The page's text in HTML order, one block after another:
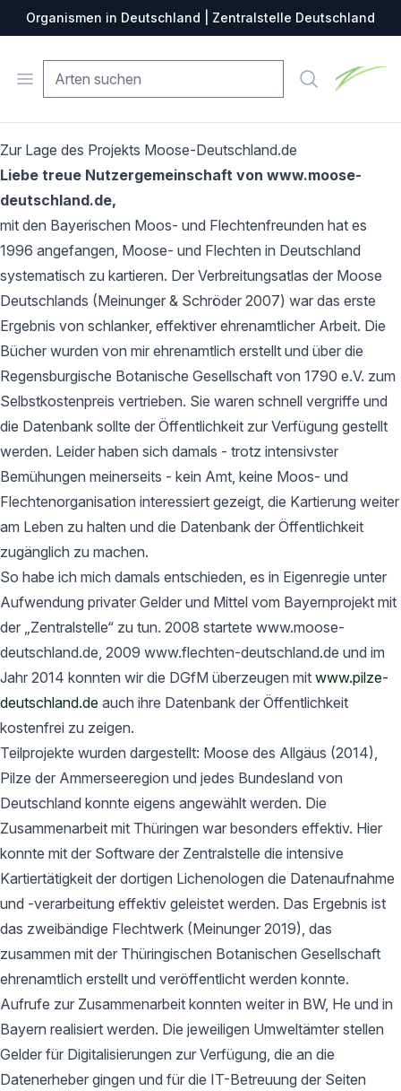
Organismen in Deutschland | Zentralstelle Deutschland
Open menu Suche
Zur Lage des Projekts Moose-Deutschland.de
Liebe treue Nutzergemeinschaft von www.moose-
deutschland.de,
mit den Bayerischen Moos- und Flechtenfreunden hat es
1996 angefangen, Moose- und Flechten in Deutschland
systematisch zu kartieren. Der Verbreitungsatlas der Moose
Deutschlands (Meinunger & Schröder 2007) war das erste
Ergebnis von schlanker, effektiver ehrenamtlicher Arbeit. Die
Bücher wurden von mir ehrenamtlich erstellt und über die
Regensburgische Botanische Gesellschaft von 1790 e.V. zum
Selbstkostenpreis vertrieben. Sie waren schnell vergriffe und
die Datenbank sollte der Öffentlichkeit zur Verfügung gestellt
werden. Leider haben sich damals - trotz intensivster
Bemühungen meinerseits - kein Amt, keine Moos- und
Flechtenorganisation interessiert gezeigt, die Kartierung weiter
am Leben zu halten und die Datenbank der Öffentlichkeit
zugänglich zu machen.
So habe ich mich damals entschieden, es in Eigenregie unter
Aufwendung privater Gelder und Mittel vom Bayernprojekt mit
der „Zentralstelle“ zu tun. 2008 startete www.moose-
deutschland.de, 2009 www.flechten-deutschland.de und im
Jahr 2014 konnten wir die DGfM überzeugen mit www.pilze-
deutschland.de auch ihre Datenbank der Öffentlichkeit
kostenfrei zu zeigen.
Teilprojekte wurden dargestellt: Moose des Allgäus (2014),
Pilze der Ammerseeregion und jedes Bundesland von
Deutschland konnte eigens angewählt werden. Die
Zusammenarbeit mit Thüringen war besonders effektiv. Hier
konnte mit der Software der Zentralstelle die intensive
Kartiertätigkeit der dortigen Lichenologen die Datenaufnahme
und -verarbeitung effektiv geleistet werden. Das Ergebnis ist
das zweibändige Flechtwerk (Meinunger 2019), das
zusammen mit der Thüringischen Botanischen Gesellschaft
ehrenamtlich erstellt und veröffentlicht werden konnte.
Aufrufe zur Zusammenarbeit konnten weiter in BW, He und in
Bayern realisiert werden. Die jeweiligen Umweltämter stellen
Gelder für Digitalisierungen zur Verfügung, die an die
Datenerheber gingen und für die IT-Betreuung der Seiten